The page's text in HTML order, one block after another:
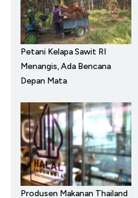
Petani Kelapa Sawit RI
Menangis, Ada Bencana
Depan Mata
Produsen Makanan Thailand